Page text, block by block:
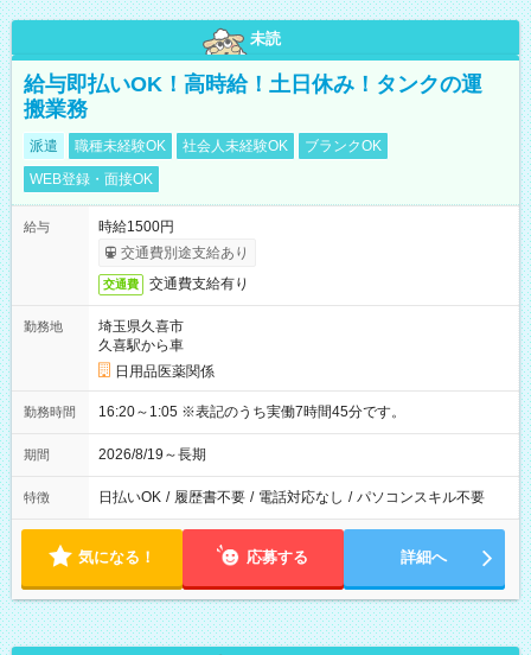
未読
給与即払いOK！高時給！土日休み！タンクの運
搬業務
派遣 職種未経験OK 社会人未経験OK
ブランクOK
WEB登録・面接OK
給与
時給1500円
交通費別途支給あり
交通費 交通費支給有り
勤務地
埼玉県久喜市
久喜駅から車
日用品医薬関係
勤務時間 16:20～1:05 ※表記のうち実働7時間45分です。
期間 2026/8/19～長期
特徴 日払いOK / 履歴書不要 / 電話対応なし / パソコンスキル不要
気になる！ 応募する 詳細へ